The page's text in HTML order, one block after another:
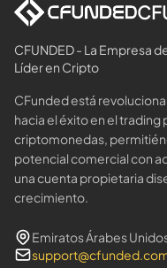
CFUNDED - La Empresa
Líder en Cripto
CFunded está
hacia el éxito en el trading
criptomonedas,
potencial comercial con
una cuenta propietaria
crecimiento.
Emiratos Árabes